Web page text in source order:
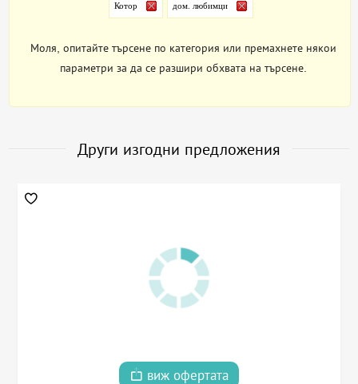
Котор дом. любимци
Моля, опитайте търсене по категория или премахнете някои
параметри за да се разшири обхвата на търсене.
Други изгодни предложения
виж офертата